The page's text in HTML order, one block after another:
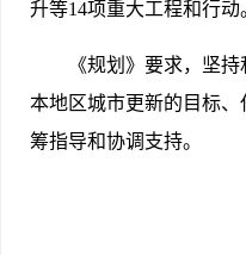
升等14项重大工程和行动
《规划》要求，坚
本地区城市更新的目标
筹指导和协调支持。